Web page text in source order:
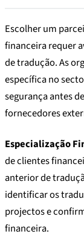
Escolher um
financeira requer
de tradução. As
específica no
segurança antes
fornecedores
Especialização
de clientes
anterior de
identificar os
projectos e
financeira.